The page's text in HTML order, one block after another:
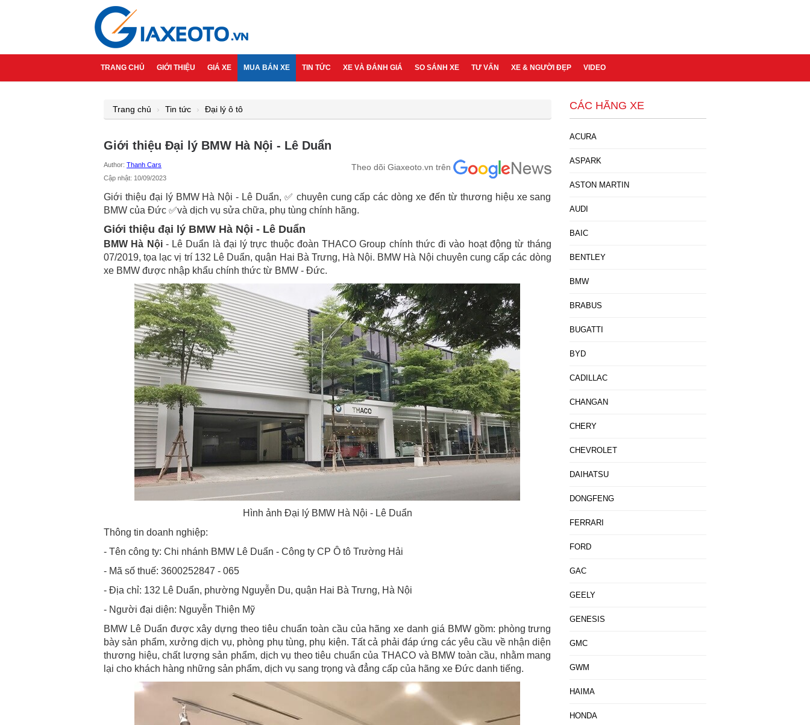
TRANG CHỦ GIỚI THIỆU GIÁ XE MUA BÁN XE TIN TỨC XE VÀ ĐÁNH GIÁ SO SÁNH XE TƯ VẤN XE & NGƯỜI ĐẸP VIDEO
Trang chủ Tin tức Đại lý ô tô
Giới thiệu Đại lý BMW Hà Nội - Lê Duẩn
Author: Thanh Cars
Cập nhật: 10/09/2023
Theo dõi Giaxeoto.vn trên
Giới thiệu đại lý BMW Hà Nội - Lê Duẩn, ✅ chuyên cung cấp các dòng xe đến từ thương hiệu xe sang
BMW của Đức ✅và dịch vụ sửa chữa, phụ tùng chính hãng.
Giới thiệu đại lý BMW Hà Nội - Lê Duẩn
BMW Hà Nội - Lê Duẩn là đại lý trực thuộc đoàn THACO Group chính thức đi vào hoạt động từ tháng
07/2019, tọa lạc vị trí 132 Lê Duẩn, quận Hai Bà Trưng, Hà Nội. BMW Hà Nội chuyên cung cấp các dòng
xe BMW được nhập khẩu chính thức từ BMW - Đức.
Hình ảnh Đại lý BMW Hà Nội - Lê Duẩn
Thông tin doanh nghiệp:
- Tên công ty: Chi nhánh BMW Lê Duẩn - Công ty CP Ô tô Trường Hải
- Mã số thuế: 3600252847 - 065
- Địa chỉ: 132 Lê Duẩn, phường Nguyễn Du, quận Hai Bà Trưng, Hà Nội
- Người đại diện: Nguyễn Thiện Mỹ
BMW Lê Duẩn được xây dựng theo tiêu chuẩn toàn cầu của hãng xe danh giá BMW gồm: phòng trưng
bày sản phẩm, xưởng dịch vụ, phòng phụ tùng, phụ kiện. Tất cả phải đáp ứng các yêu cầu về nhận diện
thương hiệu, chất lượng sản phẩm, dịch vụ theo tiêu chuẩn của THACO và BMW toàn cầu, nhằm mang
lại cho khách hàng những sản phẩm, dịch vụ sang trọng và đẳng cấp của hãng xe Đức danh tiếng.
CÁC HÃNG XE
ACURA
ASPARK
ASTON MARTIN
AUDI
BAIC
BENTLEY
BMW
BRABUS
BUGATTI
BYD
CADILLAC
CHANGAN
CHERY
CHEVROLET
DAIHATSU
DONGFENG
FERRARI
FORD
GAC
GEELY
GENESIS
GMC
GWM
HAIMA
HONDA